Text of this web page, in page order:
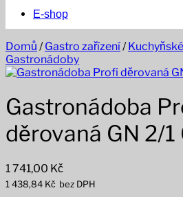
E-shop
Domů / Gastro zařízení/
Gastronádoby
Gastronádoba
děrovaná GN 2/
1 741,00 Kč
1 438,84 Kč bez DPH